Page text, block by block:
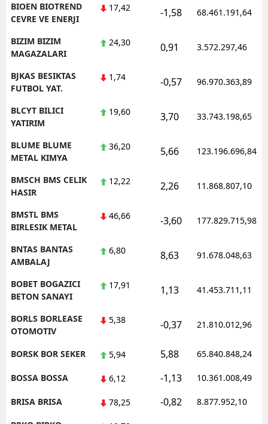
BIOEN BIOTREND
CEVRE VE ENERJI
17,42 -1,58 68.461.191,64
BIZIM BIZIM
MAGAZALARI
24,30 0,91 3.572.297,46
BJKAS BESIKTAS
FUTBOL YAT.
1,74 -0,57 96.970.363,89
BLCYT BILICI
YATIRIM
19,60 3,70 33.743.198,65
BLUME BLUME
METAL KIMYA
36,20 5,66 123.196.696,84
BMSCH BMS CELIK
HASIR
12,22 2,26 11.868.807,10
BMSTL BMS
BIRLESIK METAL
46,66 -3,60 177.829.715,98
BNTAS BANTAS
AMBALAJ
6,80 8,63 91.678.048,63
BOBET BOGAZICI
BETON SANAYI
17,91 1,13 41.453.711,11
BORLS BORLEASE
OTOMOTIV
5,38 -0,37 21.810.012,96
BORSK BOR SEKER 5,94 5,88 65.840.848,24
BOSSA BOSSA 6,12 -1,13 10.361.008,49
BRISA BRISA 78,25 -0,82 8.877.952,10